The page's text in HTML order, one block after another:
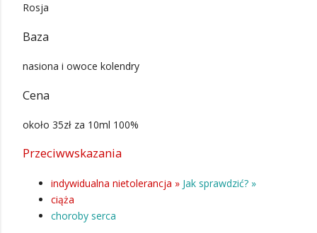
Rosja
Baza
nasiona i owoce kolendry
Cena
około 35zł za 10ml 100%
Przeciwwskazania
indywidualna nietolerancja » Jak sprawdzić? »
ciąża
choroby serca